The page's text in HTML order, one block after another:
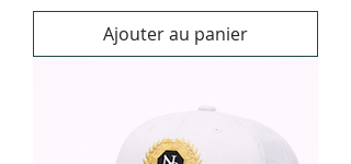
Ajouter au panier